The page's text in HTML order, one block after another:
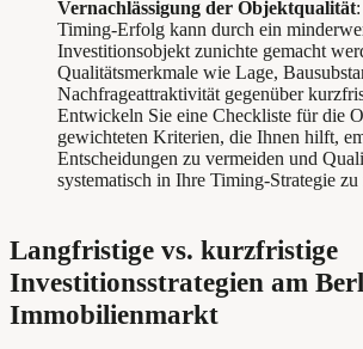
Vernachlässigung der Objektqualität
Timing-Erfolg kann durch ein
Investitionsobjekt zunichte gemacht
Qualitätsmerkmale wie Lage,
Nachfrageattraktivität gegenüber
Entwickeln Sie eine Checkliste für die
gewichteten Kriterien, die Ihnen hilft,
Entscheidungen zu vermeiden und
systematisch in Ihre Timing-Strategie zu
Langfristige vs. kurzfristige
Investitionsstrategien am
Immobilienmarkt